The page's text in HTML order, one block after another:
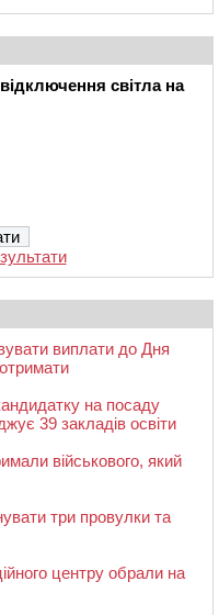
світла на
виплати до Дня
на посаду
39 закладів освіти
військового, який
три провулки та
центру обрали на